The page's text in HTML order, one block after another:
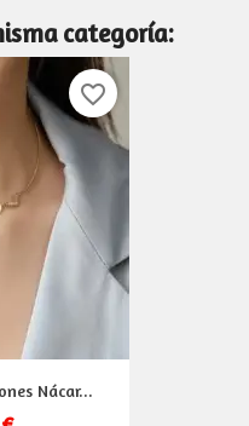
categoría:
Nácar...
favorite_border